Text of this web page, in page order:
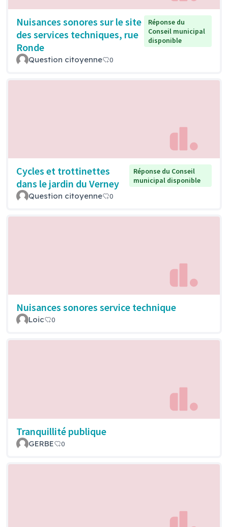
Nuisances sonores sur le site
des services techniques, rue
Ronde
Réponse du
Conseil municipal
disponible
Question citoyenne 0
Cycles et trottinettes
dans le jardin du Verney
Réponse du Conseil
municipal disponible
Question citoyenne 0
Nuisances sonores service technique
Loic 0
Tranquillité publique
GERBE 0